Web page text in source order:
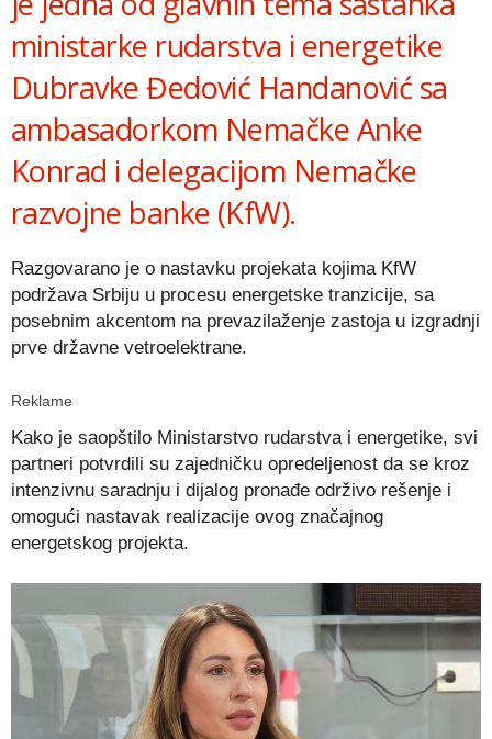
ministarke rudarstva i energetike
Dubravke Đedović Handanović sa
ambasadorkom Nemačke Anke
Konrad i delegacijom Nemačke
razvojne banke (KfW).
Razgovarano je o nastavku projekata kojima KfW
podržava Srbiju u procesu energetske tranzicije, sa
posebnim akcentom na prevazilaženje zastoja u izgradnji
prve državne vetroelektrane.
Reklame
Kako je saopštilo Ministarstvo rudarstva i energetike, svi
partneri potvrdili su zajedničku opredeljenost da se kroz
intenzivnu saradnju i dijalog pronađe održivo rešenje i
omogući nastavak realizacije ovog značajnog
energetskog projekta.